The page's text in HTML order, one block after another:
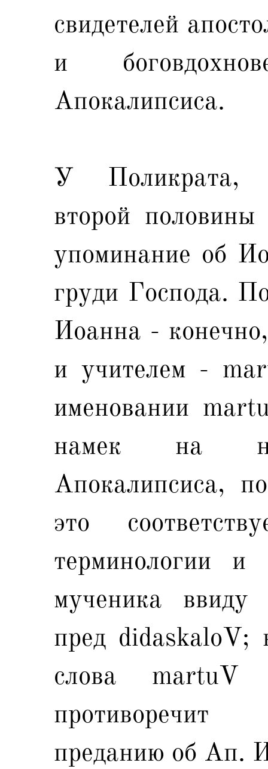
свидетелей
и
Апокалипсиса.
У Поликрата,
второй половины
упоминание об
груди Господа.
Иоанна -
и учителем -
именовании
намек на
Апокалипсиса,
это
терминологии и
мученика ввиду
пред didaskaloV;
слова martuV
преданию об Ап.